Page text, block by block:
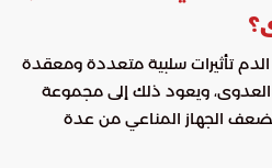
الدم تأثيرات سلبية متعددة ومعقدة
ويعود ذلك إلى مجموعة
الجهاز المناعي من عدة